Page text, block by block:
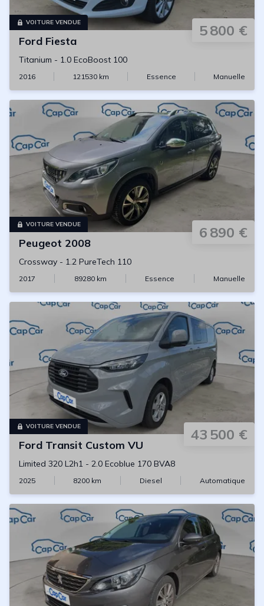
VOITURE VENDUE 5 800 €
Ford Fiesta
Titanium - 1.0 EcoBoost 100
2016 121530 km Essence Manuelle
VOITURE VENDUE 6 890 €
Peugeot 2008
Crossway - 1.2 PureTech 110
2017 89280km Essence Manuelle
VOITURE VENDUE 43 500 €
Ford Transit Custom VU
Limited 320 L2h1 - 2.0 Ecoblue 170 BVA8
2025 8200 km Diesel Automatique